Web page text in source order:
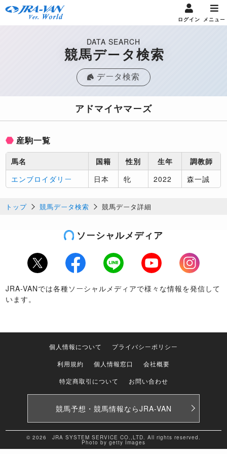
ログイン メニュー
DATA SEARCH
競馬データ検索
データ検索
アドマイヤマーズ
産駒一覧
馬名 国籍 性別 生年
調教師
エンブロイダリー
日本 牝 2022 森一誠
トップ 競馬データ検索 競馬データ詳細
ソーシャルメディア
Twitter Facebook LINE Youtube
Instagram
JRA-VANでは各種ソーシャルメディアで様々な情報を発信して
います。
個人情報について
プライバシーポリシー
利用規約
個人情報窓口
会社概要
特定商取引について
お問い合わせ
競馬予想・競馬情報ならJRA-VAN
© 2026 JRA SYSTEM SERVICE CO.,LTD. All rights reserved.
Photo by getty Images